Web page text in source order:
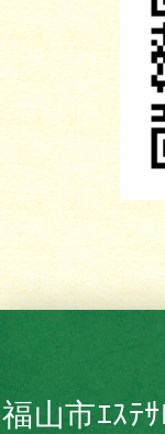
福山市ｴｽﾃ